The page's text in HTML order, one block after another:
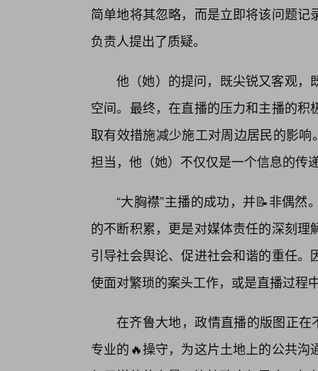
简单地将其忽略，而是立即将该问题
负责人提出了质疑。
他（她）的提问，既尖锐又客观，
空间。最终，在直播的压力和主播的
取有效措施减少施工对周边居民的影
担当，他（她）不仅仅是一个信息的传
“大胸襟”主播的成功，并📝非偶
的不断积累，更是对媒体责任的深刻
引导社会舆论、促进社会和谐的重任
使面对繁琐的案头工作，或是直播过程
在齐鲁大地，政情直播的版图正在
专业的🔥操守，为这片土地上的公共